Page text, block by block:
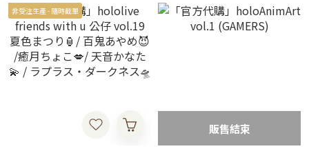
非受注生產 - 隨時截單
販售結束